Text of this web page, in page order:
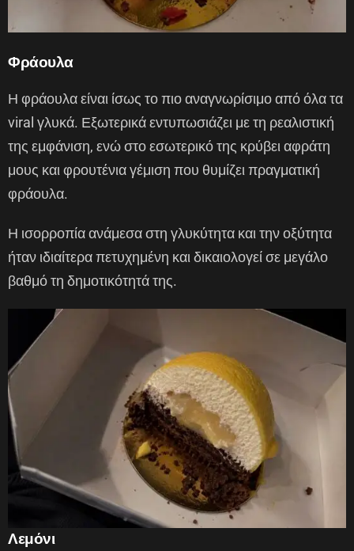
Φράουλα
Η φράουλα είναι ίσως το πιο αναγνωρίσιμο από όλα τα
viral γλυκά. Εξωτερικά εντυπωσιάζει με τη ρεαλιστική
της εμφάνιση, ενώ στο εσωτερικό της κρύβει αφράτη
μους και φρουτένια γέμιση που θυμίζει πραγματική
φράουλα.
Η ισορροπία ανάμεσα στη γλυκύτητα και την οξύτητα
ήταν ιδιαίτερα πετυχημένη και δικαιολογεί σε μεγάλο
βαθμό τη δημοτικότητά της.
Λεμόνι